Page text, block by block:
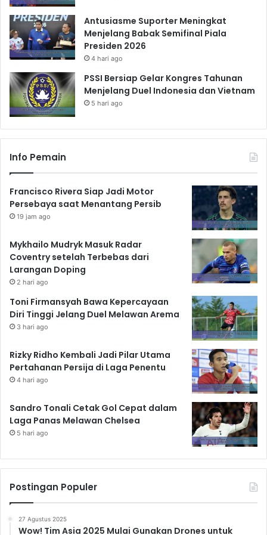
Antusiasme Suporter Meningkat
Menjelang Babak Semifinal Piala
Presiden 2026
4 hari ago
PSSI Bersiap Gelar Kongres Tahunan
Menjelang Duel Indonesia dan Vietnam
5 hari ago
Info Pemain
Francisco Rivera Siap Jadi Motor
Persebaya saat Menantang Persib
19 jam ago
Mykhailo Mudryk Masuk Radar
Coventry setelah Terbebas dari
Larangan Doping
2 hari ago
Toni Firmansyah Bawa Kepercayaan
Diri Tinggi Jelang Duel Melawan Arema
3 hari ago
Rizky Ridho Kembali Jadi Pilar Utama
Pertahanan Persija di Laga Penentu
4 hari ago
Sandro Tonali Cetak Gol Cepat dalam
Laga Panas Melawan Chelsea
5 hari ago
Postingan Populer
27 Agustus 2025
Wow! Tim Asia 2025 Mulai Gunakan Drones untuk